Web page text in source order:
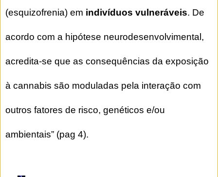
(esquizofrenia) em indivíduos vulneráveis. De
acordo com a hipótese neurodesenvolvimental,
acredita-se que as consequências da exposição
à cannabis são moduladas pela interação com
outros fatores de risco, genéticos e/ou
ambientais” (pag 4).